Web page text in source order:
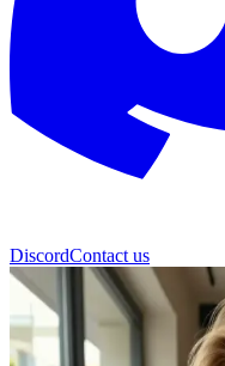
DiscordContact us